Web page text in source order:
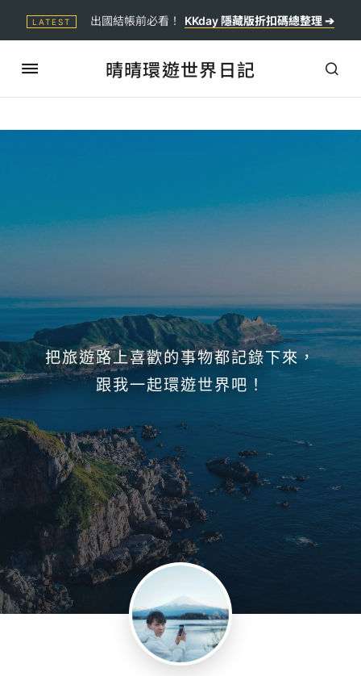
LATEST 出國結帳前必看！ KKday 隱藏版折扣碼總整理 ➔
晴晴環遊世界日記
把旅遊路上喜歡的事物都記錄下來，
跟我一起環遊世界吧！